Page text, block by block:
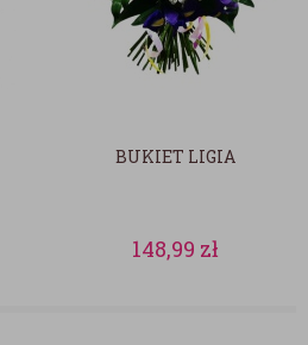
BUKIET LIGIA
148,99 zł